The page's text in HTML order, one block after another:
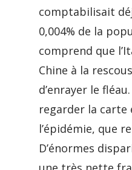
comptabilisait
0,004% de la
comprend que
Chine à la
d’enrayer le
regarder la carte
l’épidémie, que
D’énormes